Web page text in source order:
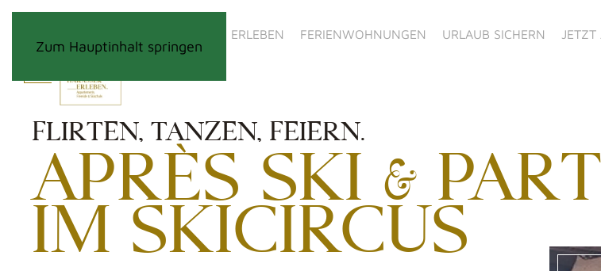
Zum Hauptinhalt springen
ERLEBEN FERIENWOHNUNGEN URLAUB SICHERN
FLIRTEN, TANZEN, FEIERN.
APRÈS SKI &
IM SKICIRCUS